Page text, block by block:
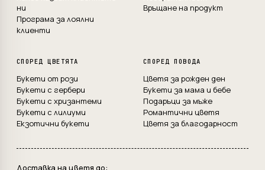
ни
Програма за лоялни
клиенти
Връщане на продукт
СПОРЕД ЦВЕТЯТА
Букети от рози
Букети с гербери
Букети с хризантеми
Букети с лилиуми
Екзотични букети
СПОРЕД ПОВОДА
Цветя за рожден ден
Букети за мама и бебе
Подаръци за мъже
Романтични цветя
Цветя за благодарност
Доставка на цветя до: